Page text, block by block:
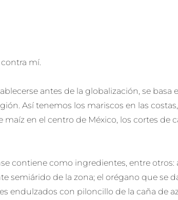
mí.
antes de la globalización, se basa
Así tenemos los mariscos en las
maíz en el centro de México, los cortes de
contiene como ingredientes, entre
semiárido de la zona; el orégano que se
endulzados con piloncillo de la caña de